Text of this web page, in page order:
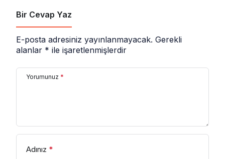
Bir Cevap Yaz
E-posta adresiniz yayınlanmayacak. Gerekli
alanlar * ile işaretlenmişlerdir
Yorumunuz *
Adınız *